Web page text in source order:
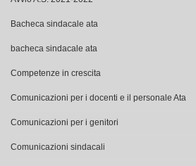
Bacheca sindacale ata
bacheca sindacale ata
Competenze in crescita
Comunicazioni per i docenti e il personale Ata
Comunicazioni per i genitori
Comunicazioni sindacali